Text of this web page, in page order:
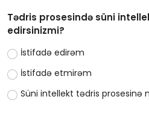
Tədris prosesində süni
edirsinizmi?
İstifadə edirəm
İstifadə etmirəm
Süni intellekt tədris prosesinə